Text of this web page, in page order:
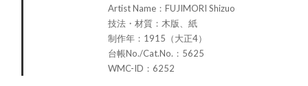
Artist Name：FUJIMORI Shizuo
技法・材質：木版、紙
制作年：1915（大正4）
台帳No./Cat.No.：5625
WMC-ID：6252